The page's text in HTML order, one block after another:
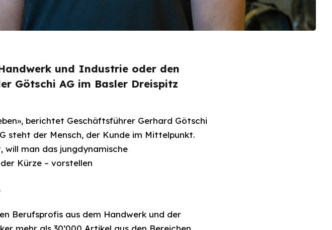
und Industrie oder den
Götschi AG im Basler Dreispitz
berichtet Geschäftsführer Gerhard Götschi
steht der Mensch, der Kunde im Mittelpunkt.
man das jungdynamische
Kürze – vorstellen
Berufsprofis aus dem Handwerk und der